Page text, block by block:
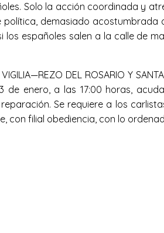
Solo la acción coordinada y
demasiado
españoles salen a la calle de
DEL ROSARIO Y SANTA
enero, a las 17:00 horas,
Se requiere a los
filial obediencia, con lo